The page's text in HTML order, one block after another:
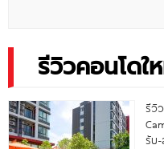
รีวิวคอนโดใ
รีวิ
รับ